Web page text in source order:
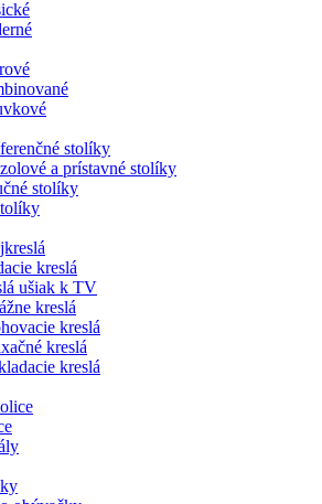
stolíky
a prístavné stolíky
stolíky
kreslá
ušiak k TV
kreslá
kreslá
kreslá
kreslá